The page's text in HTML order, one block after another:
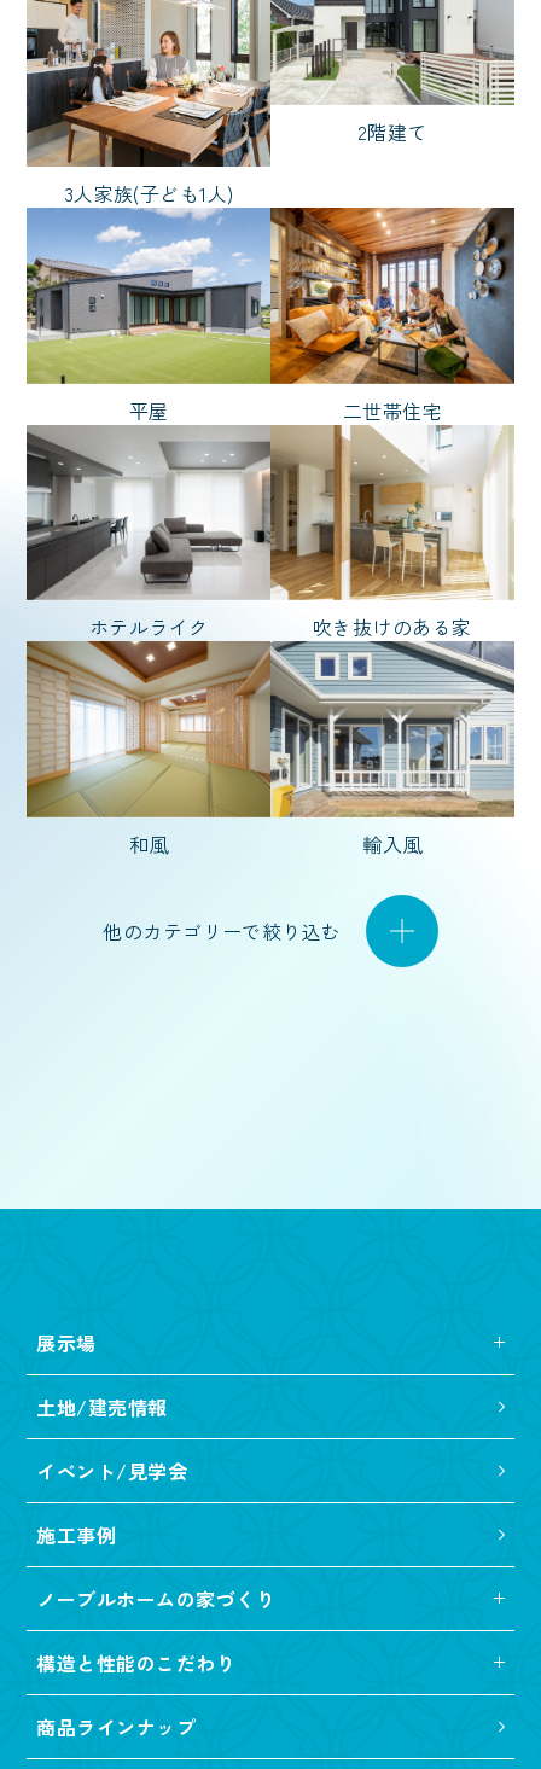
3人家族(子ども1人)
2階建て
平屋 二世帯住宅
ホテルライク 吹き抜けのある家
和風 輸入風
他のカテゴリーで絞り込む
ノーブルタイル
犬と暮らす
バイク
猫と暮らす
2階リビング
ハイトリビング
白い外観
スタイル
ナチュラル
ノーブルスタイル
モダン
リゾート
和風
輸入風
シンプル
広さ
坪 〜
坪
展示場
土地/建売情報
イベント/見学会
施工事例
ノーブルホームの家づくり
構造と性能のこだわり
商品ラインナップ